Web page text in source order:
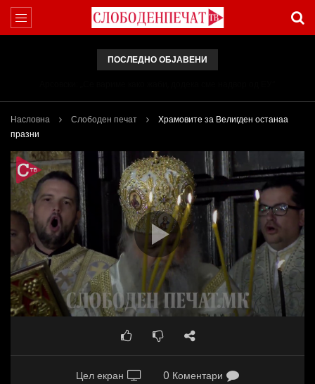
ПОСЛЕДНО ОБЈАВЕНИ
Насловна Слободен печат
Храмовите за Велигден останаа
празни
Цел екран 0 Коментари